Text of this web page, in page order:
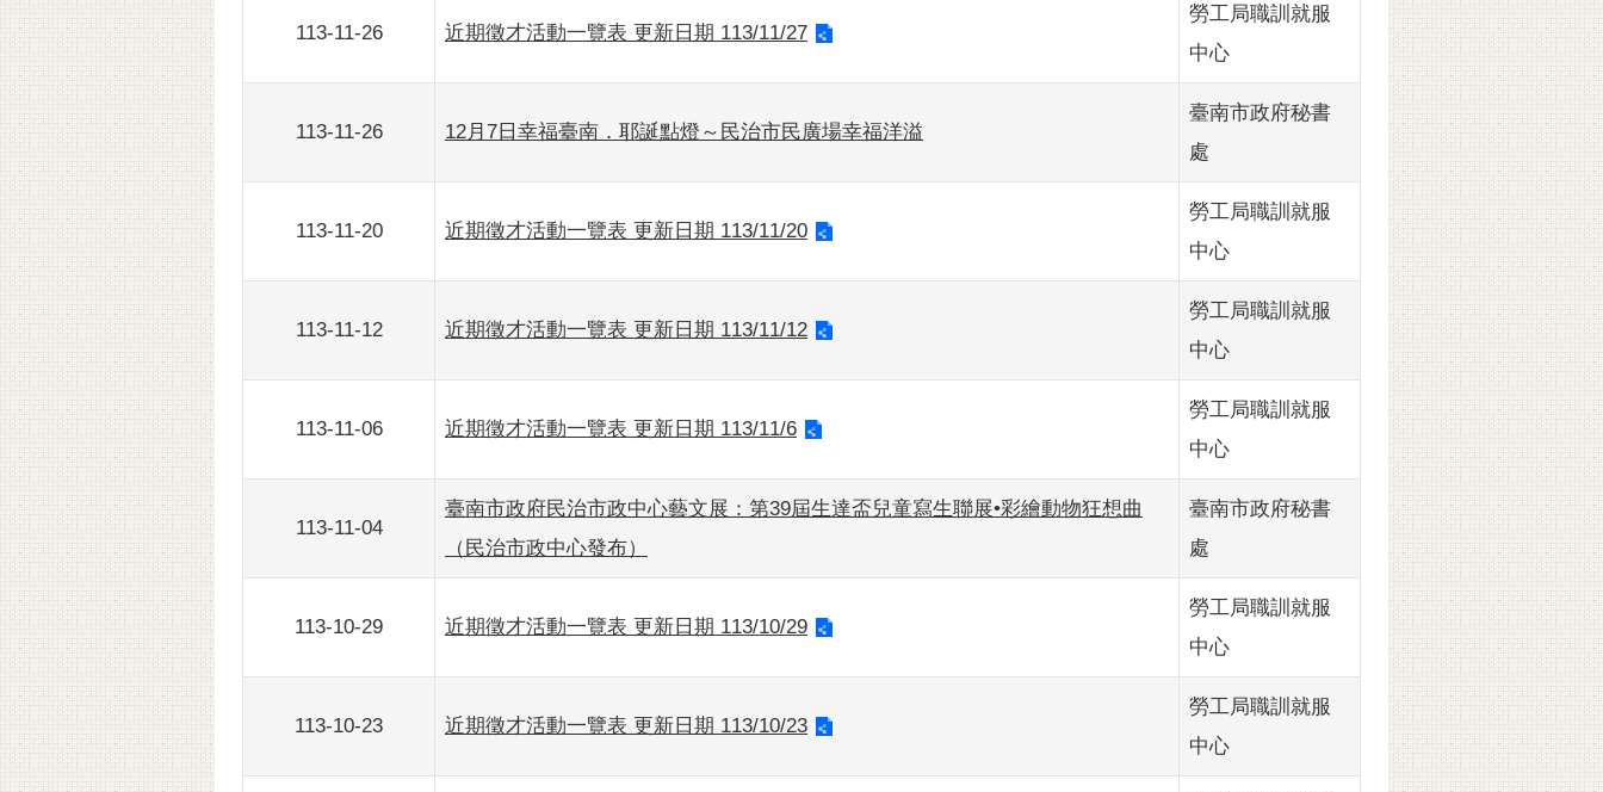
113-11-26 近期徵才活動一覽表 更新日期 113/11/27
勞工局職訓就服
中心
113-11-26 12月7日幸福臺南．耶誕點燈～民治市民廣場幸福洋溢
臺南市政府秘書
處
113-11-20 近期徵才活動一覽表 更新日期 113/11/20
勞工局職訓就服
中心
113-11-12 近期徵才活動一覽表 更新日期 113/11/12
勞工局職訓就服
中心
113-11-06 近期徵才活動一覽表 更新日期 113/11/6
勞工局職訓就服
中心
113-11-04
臺南市政府民治市政中心藝文展：第39屆生達盃兒童寫生聯展•彩繪動物狂想曲
（民治市政中心發布）
臺南市政府秘書
處
113-10-29 近期徵才活動一覽表 更新日期 113/10/29
勞工局職訓就服
中心
113-10-23 近期徵才活動一覽表 更新日期 113/10/23
勞工局職訓就服
中心